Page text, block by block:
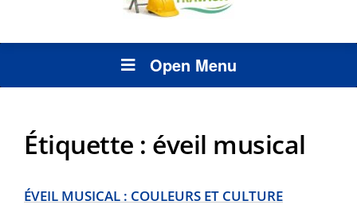
Open Menu
Étiquette : éveil musical
ÉVEIL MUSICAL : COULEURS ET CULTURE